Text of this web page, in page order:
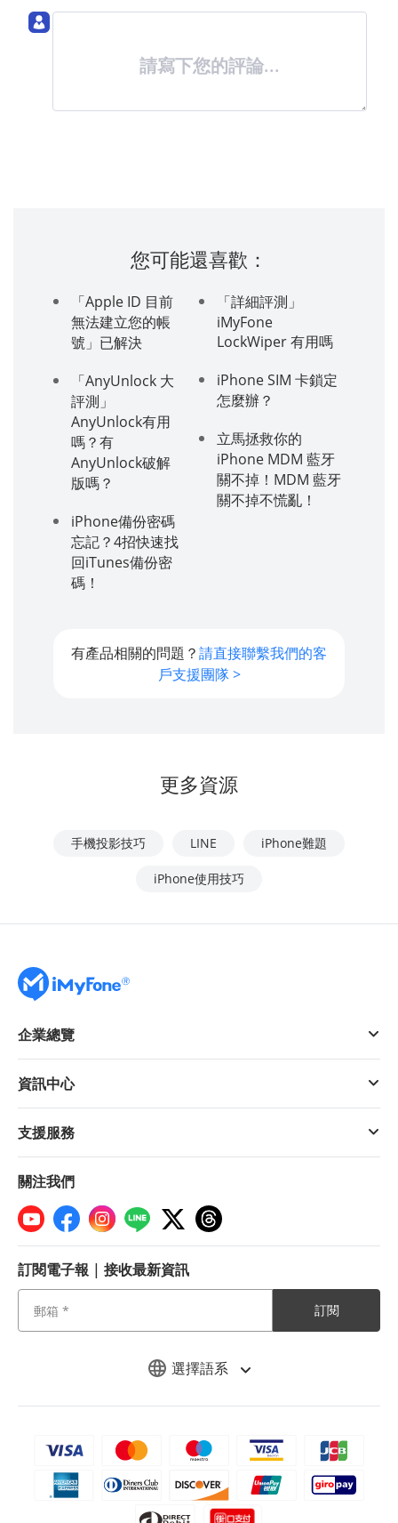
請寫下您的評論...
您可能還喜歡：
「Apple ID 目前
無法建立您的帳
號」已解決
「AnyUnlock 大
評測」
AnyUnlock有用
嗎？有
AnyUnlock破解
版嗎？
iPhone備份密碼
忘記？4招快速找
回iTunes備份密
碼！
「詳細評測」
iMyFone
LockWiper 有用嗎
iPhone SIM 卡鎖定
怎麼辦？
立馬拯救你的
iPhone MDM 藍牙
關不掉！MDM 藍牙
關不掉不慌亂！
有產品相關的問題？請直接聯繫我們的客
戶支援團隊 >
更多資源
手機投影技巧 LINE iPhone難題
iPhone使用技巧
選擇語系
企業總覽
資訊中心
支援服務
關注我們
訂閱電子報 | 接收最新資訊
訂閱